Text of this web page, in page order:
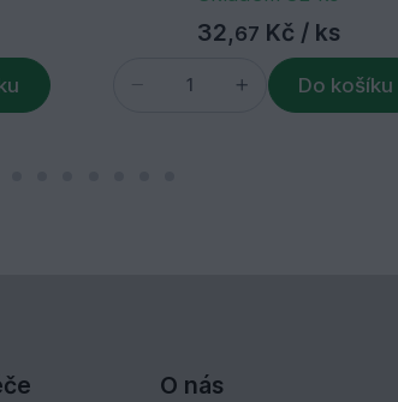
32,67 Kč / ks
Do košíku
O nás